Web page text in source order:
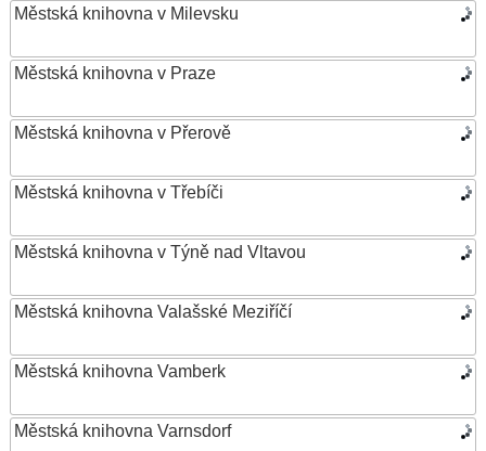
Městská knihovna v Milevsku
Městská knihovna v Praze
Městská knihovna v Přerově
Městská knihovna v Třebíči
Městská knihovna v Týně nad Vltavou
Městská knihovna Valašské Meziříčí
Městská knihovna Vamberk
Městská knihovna Varnsdorf